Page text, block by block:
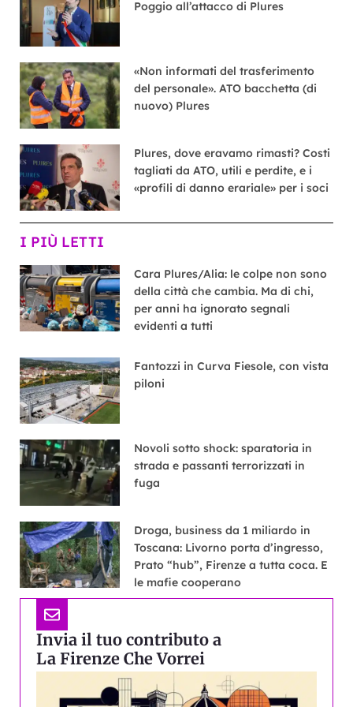
Poggio all’attacco di Plures
«Non informati del trasferimento
del personale». ATO bacchetta (di
nuovo) Plures
Plures, dove eravamo rimasti? Costi
tagliati da ATO, utili e perdite, e i
«profili di danno erariale» per i soci
I PIÙ LETTI
Cara Plures/Alia: le colpe non sono
della città che cambia. Ma di chi,
per anni ha ignorato segnali
evidenti a tutti
Fantozzi in Curva Fiesole, con vista
piloni
Novoli sotto shock: sparatoria in
strada e passanti terrorizzati in
fuga
Droga, business da 1 miliardo in
Toscana: Livorno porta d’ingresso,
Prato “hub”, Firenze a tutta coca. E
le mafie cooperano
Invia il tuo contributo a
La Firenze Che Vorrei